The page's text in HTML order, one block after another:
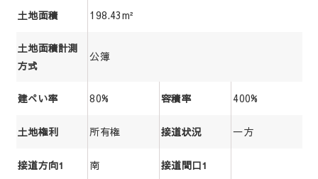
土地面積 198.43m²
土地面積計測
方式
公簿
建ぺい率 80% 容積率 400%
土地権利 所有権 接道状況 一方
接道方向1 南 接道間口1